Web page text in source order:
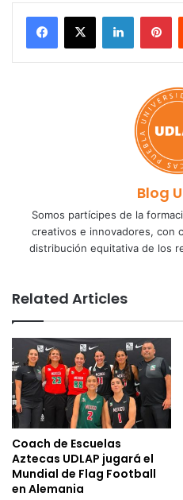
LinkedIn
Blog
Somos partícipes de la
creativos e innovadores, con
distribución equitativa de los
Related Articles
Coach de Escuelas
Aztecas UDLAP jugará el
Mundial de Flag Football
en Alemania